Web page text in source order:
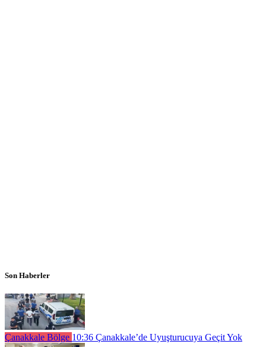
Son Haberler
Çanakkale Bölge 10:36 Çanakkale’de Uyuşturucuya Geçit Yok